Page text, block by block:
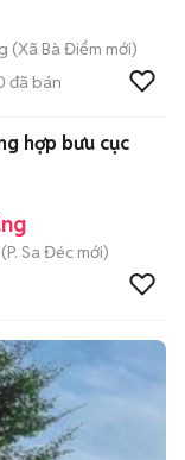
(Xã Bà Điểm mới)
đã bán
hợp bưu cục
(P. Sa Đéc mới)